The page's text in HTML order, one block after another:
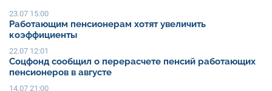
23.07 15:00
Работающим пенсионерам хотят увеличить
коэффициенты
22.07 12:01
Соцфонд сообщил о перерасчете пенсий работающих
пенсионеров в августе
14.07 21:00